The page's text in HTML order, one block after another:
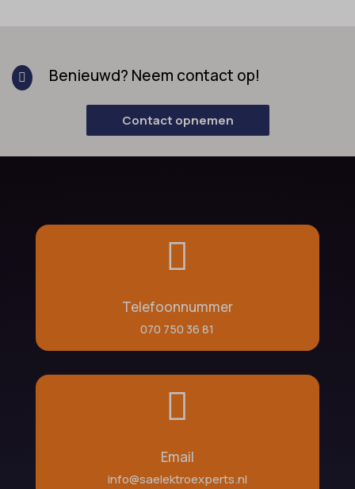
 Benieuwd? Neem contact op!
Contact opnemen

Telefoonnummer
070 750 36 81

Email
info@saelektroexperts.nl